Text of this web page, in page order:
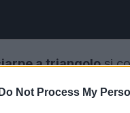
Do Not Process My
a triangolosi
Negli ultimi mesi,
moda, grazie